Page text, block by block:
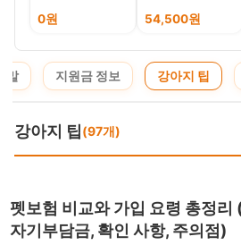
0원
1열
54,500원
말 지원금 정보 강아지 팁
강아지 팁(97개)
펫보험 비교와 가입 요령 총정리
자기부담금, 확인 사항, 주의점)